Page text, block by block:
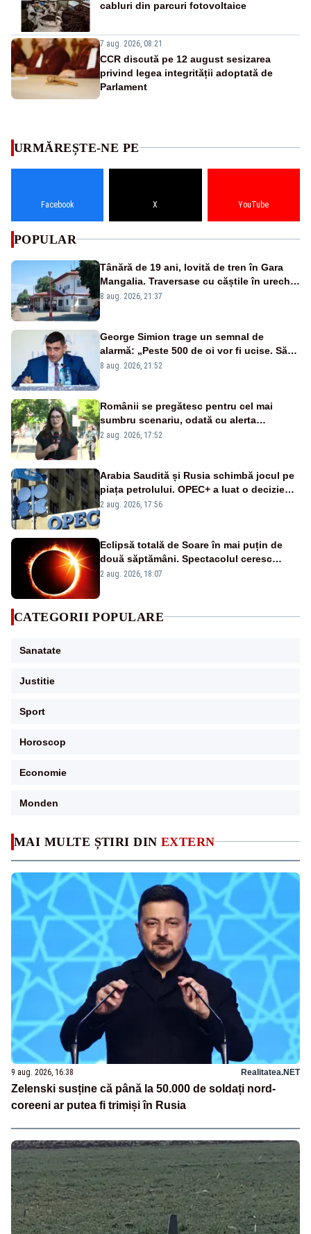
cabluri din parcuri fotovoltaice
7 aug. 2026, 08:21
CCR discută pe 12 august sesizarea
privind legea integrității adoptată de
Parlament
MAI MULTE ȘTIRI DIN EXTERN
9 aug. 2026, 16:38 Realitatea.NET
Zelenski susține că până la 50.000 de soldați nord-
coreeni ar putea fi trimiși în Rusia
URMĂREȘTE-NE PE
Facebook X YouTube
POPULAR
Tânără de 19 ani, lovită de tren în Gara
Mangalia. Traversase cu căștile în urechi
liniile printr-un loc nepermis
8 aug. 2026, 21:37
George Simion trage un semnal de
alarmă: „Peste 500 de oi vor fi ucise. Să
vedem dacă ciobanii vor fi despăgubiți”
8 aug. 2026, 21:52
Românii se pregătesc pentru cel mai
sumbru scenariu, odată cu alerta
energetică
2 aug. 2026, 17:52
Arabia Saudită și Rusia schimbă jocul pe
piața petrolului. OPEC+ a luat o decizie
importantă în plin conflict din Orientul
2 aug. 2026, 17:56
Eclipsă totală de Soare în mai puțin de
două săptămâni. Spectacolul ceresc
poate fi admirat din trei țări europene
2 aug. 2026, 18:07
CATEGORII POPULARE
Sanatate
Justitie
Sport
Horoscop
Economie
Monden